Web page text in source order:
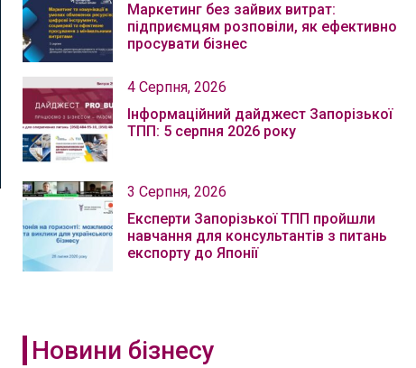
Маркетинг без зайвих витрат:
підприємцям розповіли, як ефективно
просувати бізнес
4 Серпня, 2026
Інформаційний дайджест Запорізької
ТПП: 5 серпня 2026 року
3 Серпня, 2026
Експерти Запорізької ТПП пройшли
навчання для консультантів з питань
експорту до Японії
Новини бізнесу